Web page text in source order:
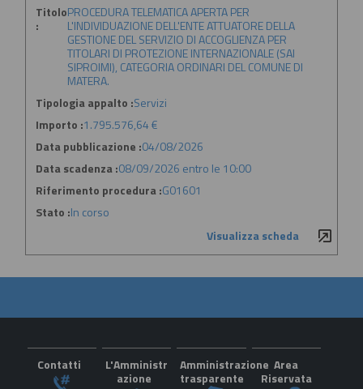
Titolo
:
PROCEDURA TELEMATICA APERTA PER
L'INDIVIDUAZIONE DELL'ENTE ATTUATORE DELLA
GESTIONE DEL SERVIZIO DI ACCOGLIENZA PER
TITOLARI DI PROTEZIONE INTERNAZIONALE (SAI
SIPROIMI), CATEGORIA ORDINARI DEL COMUNE DI
MATERA.
Tipologia appalto :Servizi
Importo :1.795.576,64 €
Data pubblicazione :04/08/2026
Data scadenza :08/09/2026 entro le 10:00
Riferimento procedura :G01601
Stato :In corso
Visualizza scheda
Contatti
L'Amministr
azione
Amministrazione
trasparente
Area
Riservata